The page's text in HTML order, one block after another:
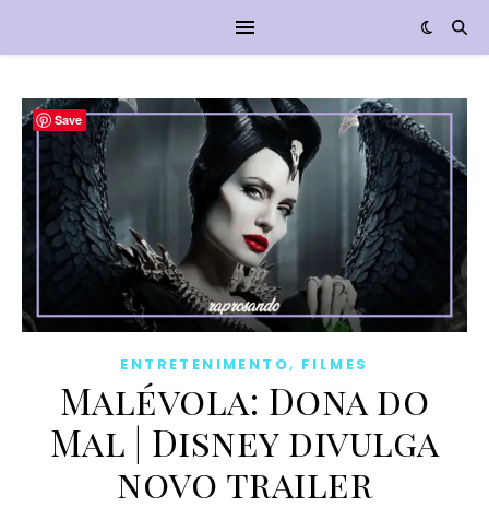
ENTRETENIMENTO, FILMES
Malévola: Dona do
Mal | Disney divulga
novo trailer
Save